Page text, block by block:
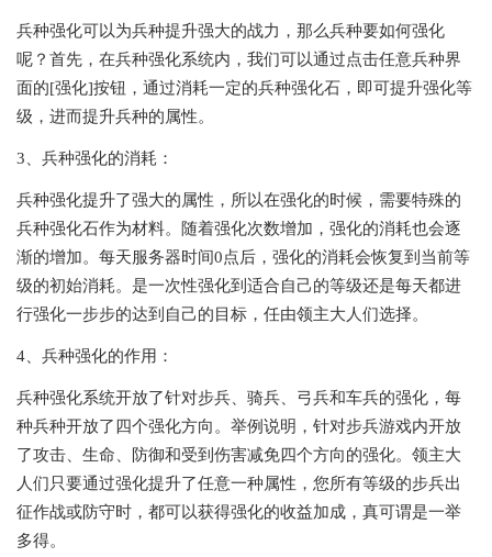
兵种强化可以为兵种提升强大的战力，那么兵种要如何强化
呢？首先，在兵种强化系统内，我们可以通过点击任意兵种界
面的[强化]按钮，通过消耗一定的兵种强化石，即可提升强化等
级，进而提升兵种的属性。
3、兵种强化的消耗：
兵种强化提升了强大的属性，所以在强化的时候，需要特殊的
兵种强化石作为材料。随着强化次数增加，强化的消耗也会逐
渐的增加。每天服务器时间0点后，强化的消耗会恢复到当前等
级的初始消耗。是一次性强化到适合自己的等级还是每天都进
行强化一步步的达到自己的目标，任由领主大人们选择。
4、兵种强化的作用：
兵种强化系统开放了针对步兵、骑兵、弓兵和车兵的强化，每
种兵种开放了四个强化方向。举例说明，针对步兵游戏内开放
了攻击、生命、防御和受到伤害减免四个方向的强化。领主大
人们只要通过强化提升了任意一种属性，您所有等级的步兵出
征作战或防守时，都可以获得强化的收益加成，真可谓是一举
多得。